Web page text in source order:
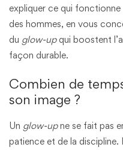
expliquer ce qui
des hommes, en vous
du glow-upqui boostent
façon durable.
Combien de
son image ?
Un glow-upne se fait pas
patience et de la